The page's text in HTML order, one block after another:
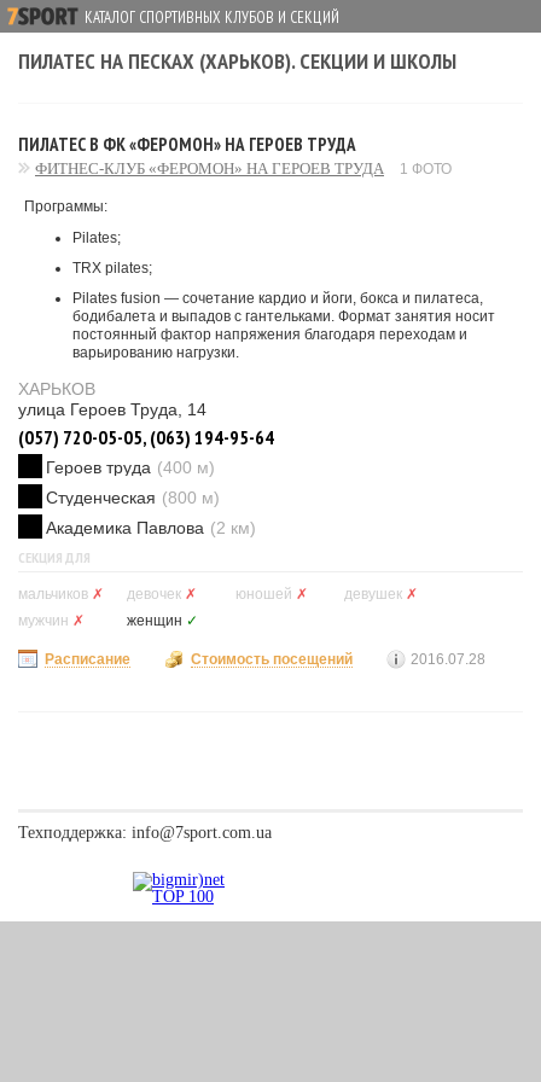
КАТАЛОГ СПОРТИВНЫХ КЛУБОВ И СЕКЦИЙ
ПИЛАТЕС НА ПЕСКАХ (ХАРЬКОВ). СЕКЦИИ И ШКОЛЫ
ПИЛАТЕС В ФК «ФЕРОМОН» НА ГЕРОЕВ ТРУДА
ФИТНЕС-КЛУБ «ФЕРОМОН» НА ГЕРОЕВ ТРУДА 1 ФОТО
Программы:
Pilates;
TRX pilates;
Pilates fusion — сочетание кардио и йоги, бокса и пилатеса,
бодибалета и выпадов с гантельками. Формат занятия носит
постоянный фактор напряжения благодаря переходам и
варьированию нагрузки.
ХАРЬКОВ
улица Героев Труда, 14
(057) 720-05-05, (063) 194-95-64
Героев труда (400 м)
Студенческая (800 м)
Академика Павлова (2 км)
СЕКЦИЯ ДЛЯ
мальчиков ✗ девочек ✗ юношей ✗ девушек ✗
мужчин ✗ женщин ✓
Расписание Стоимость посещений 2016.07.28
Техподдержка: info@7sport.com.ua